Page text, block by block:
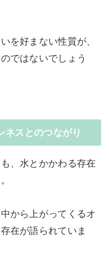
を好まない性質が、
ではないでしょう
ネスとのつながり
、水とかかわる存在
から上がってくるオ
在が語られていま